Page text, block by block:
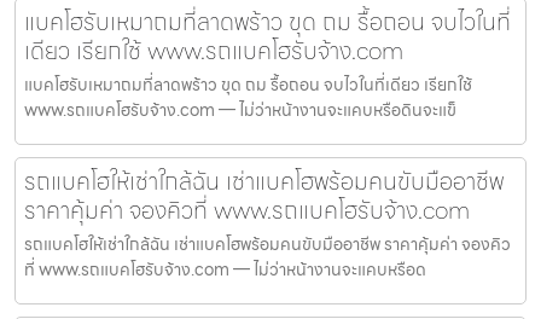
แบคโฮรับเหมาถมที่ลาดพร้าว ขุด ถม รื้อถอน จบไวในที่
เดียว เรียกใช้ www.รถแบคโฮรับจ้าง.com
แบคโฮรับเหมาถมที่ลาดพร้าว ขุด ถม รื้อถอน จบไวในที่เดียว เรียกใช้
www.รถแบคโฮรับจ้าง.com — ไม่ว่าหน้างานจะแคบหรือดินจะแข็
รถแบคโฮให้เช่าใกล้ฉัน เช่าแบคโฮพร้อมคนขับมืออาชีพ
ราคาคุ้มค่า จองคิวที่ www.รถแบคโฮรับจ้าง.com
รถแบคโฮให้เช่าใกล้ฉัน เช่าแบคโฮพร้อมคนขับมืออาชีพ ราคาคุ้มค่า จองคิว
ที่ www.รถแบคโฮรับจ้าง.com — ไม่ว่าหน้างานจะแคบหรือด